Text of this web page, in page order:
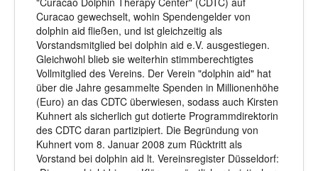
Curacao gewechselt, wohin Spendengelder von
dolphin aid fließen, und ist gleichzeitig als
Vorstandsmitglied bei dolphin aid e.V. ausgestiegen.
Gleichwohl blieb sie weiterhin stimmberechtigtes
Vollmitglied des Vereins. Der Verein "dolphin aid" hat
über die Jahre gesammelte Spenden in Millionenhöhe
(Euro) an das CDTC überwiesen, sodass auch Kirsten
Kuhnert als sicherlich gut dotierte Programmdirektorin
des CDTC daran partizipiert. Die Begründung von
Kuhnert vom 8. Januar 2008 zum Rücktritt als
Vorstand bei dolphin aid lt. Vereinsregister Düsseldorf: